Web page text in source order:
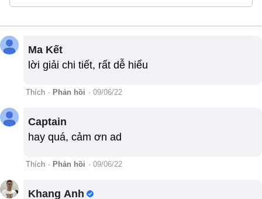
Ma Kết
lời giải chi tiết, rất dễ hiểu
Thích · Phản hồi · 09/06/22
Captain
hay quá, cảm ơn ad
Thích · Phản hồi · 09/06/22
Khang Anh